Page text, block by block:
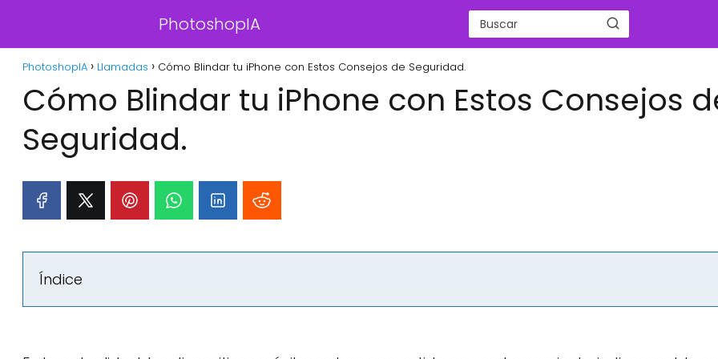
PhotoshopIA
PhotoshopIA Llamadas Cómo Blindar tu iPhone con Estos Consejos de Seguridad.
Cómo Blindar tu iPhone con Estos Consejos
Seguridad.
Índice